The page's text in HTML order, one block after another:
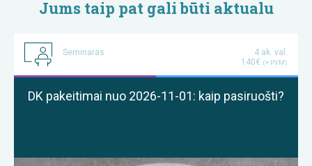
Jums taip pat gali būti aktualu
Seminaras
4 ak. val.
140€ (+ PVM)
DK pakeitimai nuo 2026-11-01: kaip pasiruošti?